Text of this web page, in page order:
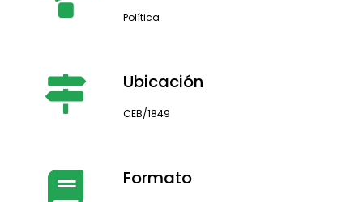
Política
Ubicación
CEB/1849
Formato